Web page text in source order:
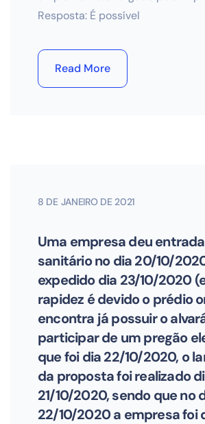
Resposta: É possível
Read More
8 DE JANEIRO DE 2021
Uma empresa deu
sanitário no dia 20/10/
expedido dia 23/10/2020
rapidez é devido o prédio
encontra já possuir o
participar de um pregão
que foi dia 22/10/2020, o
da proposta foi realizado
21/10/2020, sendo que no
22/10/2020 a empresa foi